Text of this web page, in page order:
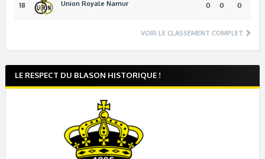
18 Union Royale Namur 0 0 0
VOIR LE CLASSEMENT COMPLET
LE RESPECT DU BLASON HISTORIQUE !